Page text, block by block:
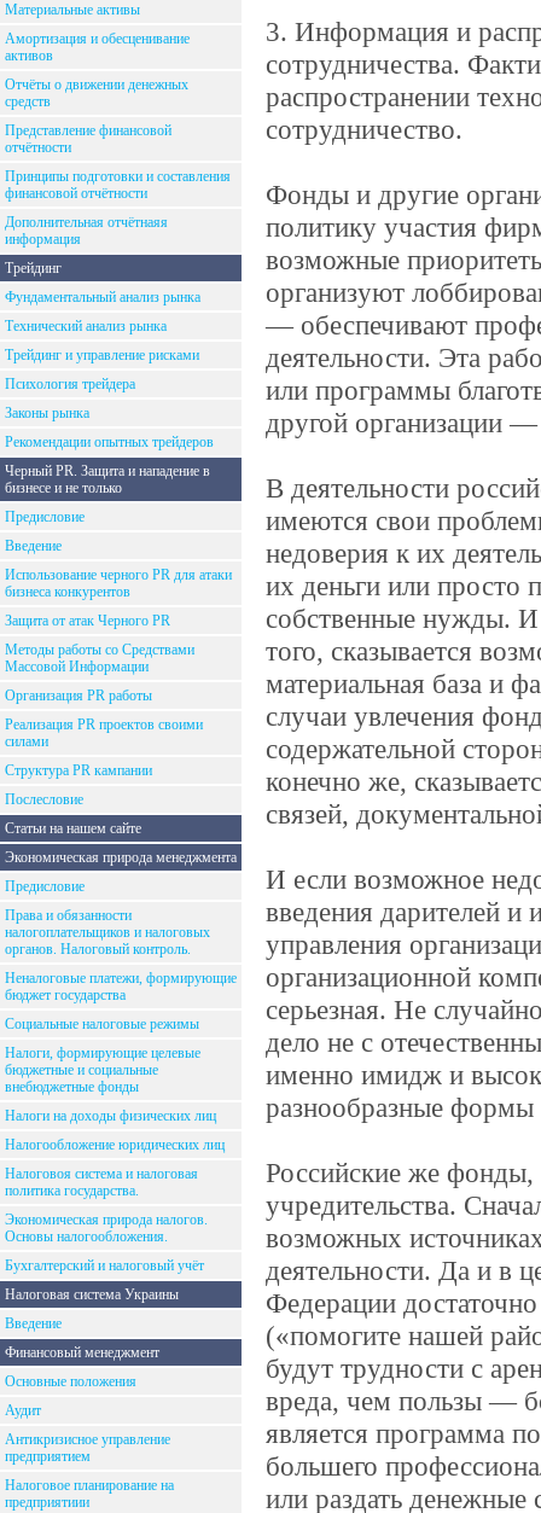
Материальные активы
Амортизация и обесценивание
активов
Отчёты о движении денежных
средств
Представление финансовой
отчётности
Принципы подготовки и составления
финансовой отчётности
Дополнительная отчётнаяя
информация
Трейдинг
Фундаментальный анализ рынка
Технический анализ рынка
Трейдинг и управление рисками
Психология трейдера
Законы рынка
Рекомендации опытных трейдеров
Черный PR. Защита и нападение в
бизнесе и не только
Предисловие
Введение
Использование черного PR для атаки
бизнеса конкурентов
Защита от атак Черного PR
Методы работы со Средствами
Массовой Информации
Организация PR работы
Реализация PR проектов своими
силами
Структура PR кампании
Послесловие
Статьи на нашем сайте
Экономическая природа менеджмента
Предисловие
Права и обязанности
налогоплательщиков и налоговых
органов. Налоговый контроль.
Неналоговые платежи, формирующие
бюджет государства
Социальные налоговые режимы
Налоги, формирующие целевые
бюджетные и социальные
внебюджетные фонды
Налоги на доходы физических лиц
Налогообложение юридических лиц
Налоговоя система и налоговая
политика государства.
Экономическая природа налогов.
Основы налогообложения.
Бухгалтерский и налоговый учёт
Налоговая система Украины
Введение
Финансовый менеджмент
Основные положения
Аудит
Антикризисное управление
предприятием
Налоговое планирование на
предприятиии
3. Информация и
сотрудничества.
распространении
сотрудничество.
Фонды и другие
политику участия
возможные
организуют
— обеспечивают
деятельности. Эта
или программы
другой организации
В деятельности
имеются свои
недоверия к их
их деньги или просто
собственные нужды. И
того, сказывается
материальная база и
случаи увлечения
содержательной
конечно же,
связей,
И если возможное
введения дарителей и
управления
организационной
серьезная. Не
дело не с
именно имидж и
разнообразные формы
Российские же фонды,
учредительства.
возможных
деятельности. Да и в
Федерации
(«помогите нашей
будут трудности с
вреда, чем пользы —
является программа
большего
или раздать денежные